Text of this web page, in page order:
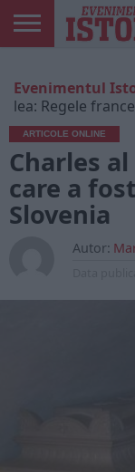
ONLINE
EDIȚII
TIPĂRITE
ISTORIC
PLAY
CONTUL
MEU
Evenimentul
lea: Regele
ARTICOLE ONLINE
Charles
care a
Slovenia
Autor: